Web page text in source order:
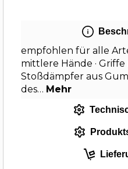
empfohlen für alle
mittlere Hände ·
Stoßdämpfer aus
des… Mehr